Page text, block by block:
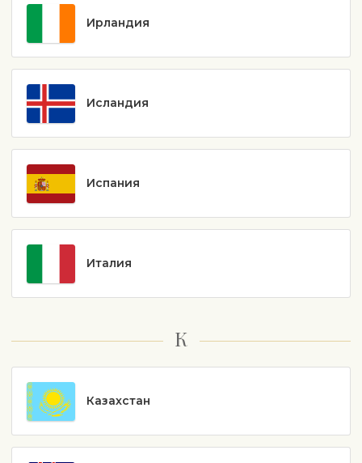
Ирландия
Исландия
Испания
Италия
К
Казахстан